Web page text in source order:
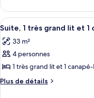
chambre :
Chambre
Deluxe,
1
très
grand
lit,
vue
Chambre
Deluxe,
1
grand
lit,
sur
la
piscine
Afficher
toutes
les
photos
pour
ce
6
Suite, 1 très grand lit et 1
33 m²
4 personnes
1 très grand lit et 1
Plus de détails
Plus